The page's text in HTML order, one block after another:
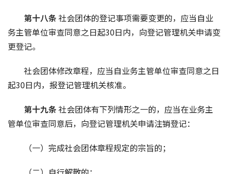
第十八条 社会团体的登记事项需要变更的，应当自业
务主管单位审查同意之日起30日内，向登记管理机关申请变
更登记。
社会团体修改章程，应当自业务主管单位审查同意之日
起30日内，报登记管理机关核准。
第十九条 社会团体有下列情形之一的，应当在业务主
管单位审查同意后，向登记管理机关申请注销登记：
（一）完成社会团体章程规定的宗旨的；